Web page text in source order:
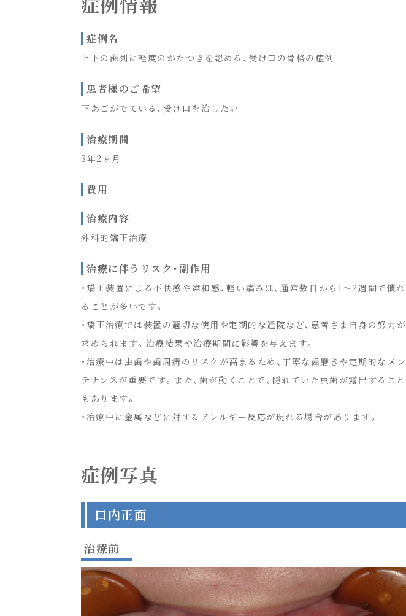
症例名
上下の歯列に軽度のがたつきを認める、受け口の骨格の症例
患者様のご希望
下あごがでている、受け口を治したい
治療期間
3年2ヶ月
費用
治療内容
外科的矯正治療
治療に伴うリスク・副作用
・矯正装置による不快感や違和感、軽い痛みは、通常数日から1〜2週間で慣れ
ることが多いです。
・矯正治療では装置の適切な使用や定期的な通院など、患者さま自身の努力が
求められます。治療結果や治療期間に影響を与えます。
・治療中は虫歯や歯周病のリスクが高まるため、丁寧な歯磨きや定期的なメン
テナンスが重要です。また、歯が動くことで、隠れていた虫歯が露出すること
もあります。
・治療中に金属などに対するアレルギー反応が現れる場合があります。
症例写真
口内正面
治療前